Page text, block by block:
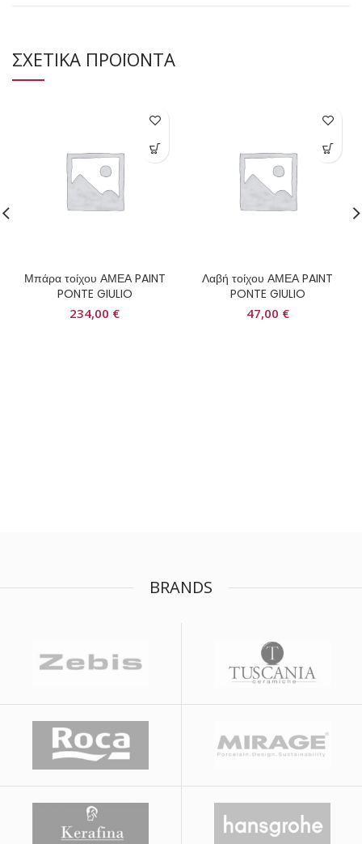
ΣΧΕΤΙΚΑ ΠΡΟΪΟΝΤΑ
Μπάρα τοίχου ΑΜΕΑ PAINT
PONTE GIULIO
234,00 €
Λαβή τοίχου ΑΜΕΑ PAINT
PONTE GIULIO
47,00 €
BRANDS